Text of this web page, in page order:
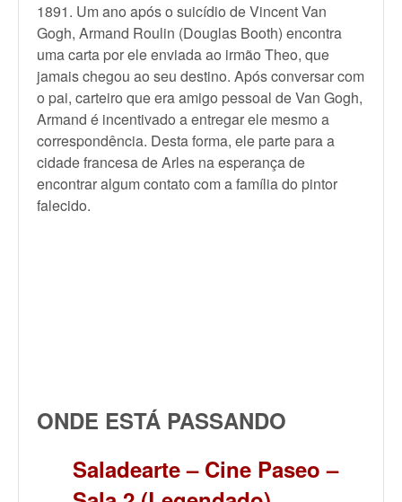
1891. Um ano após o suicídio de Vincent Van
Gogh, Armand Roulin (Douglas Booth) encontra
uma carta por ele enviada ao irmão Theo, que
jamais chegou ao seu destino. Após conversar com
o pai, carteiro que era amigo pessoal de Van Gogh,
Armand é incentivado a entregar ele mesmo a
correspondência. Desta forma, ele parte para a
cidade francesa de Arles na esperança de
encontrar algum contato com a família do pintor
falecido.
ONDE ESTÁ PASSANDO
Saladearte – Cine Paseo –